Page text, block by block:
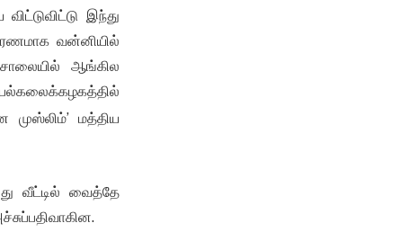
இந்து
வன்னியில்
ஆங்கில
பல்கலைக்கழகத்தில்
மத்திய
வீட்டில் வைத்தே